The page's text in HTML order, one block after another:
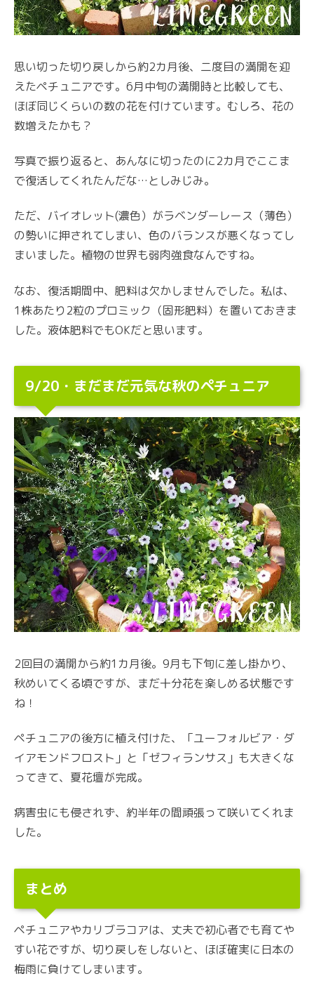
思い切った切り戻しから約2カ月後、二度目の満開を迎
えたペチュニアです。6月中旬の満開時と比較しても、
ほぼ同じくらいの数の花を付けています。むしろ、花の
数増えたかも？
写真で振り返ると、あんなに切ったのに2カ月でここま
で復活してくれたんだな…としみじみ。
ただ、バイオレット(濃色）がラベンダーレース（薄色）
の勢いに押されてしまい、色のバランスが悪くなってし
まいました。植物の世界も弱肉強食なんですね。
なお、復活期間中、肥料は欠かしませんでした。私は、
1株あたり2粒のプロミック（固形肥料）を置いておきま
した。液体肥料でもOKだと思います。
9/20・まだまだ元気な秋のペチュニア
2回目の満開から約1カ月後。9月も下旬に差し掛かり、
秋めいてくる頃ですが、まだ十分花を楽しめる状態です
ね！
ペチュニアの後方に植え付けた、「ユーフォルビア・ダ
イアモンドフロスト」と「ゼフィランサス」も大きくな
ってきて、夏花壇が完成。
病害虫にも侵されず、約半年の間頑張って咲いてくれま
した。
まとめ
ペチュニアやカリブラコアは、丈夫で初心者でも育てや
すい花ですが、切り戻しをしないと、ほぼ確実に日本の
梅雨に負けてしまいます。